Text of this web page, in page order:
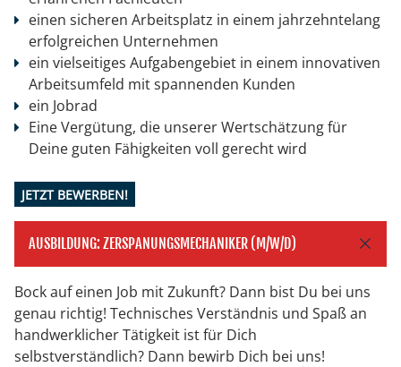
einen sicheren Arbeitsplatz in einem jahrzehntelang
erfolgreichen Unternehmen
ein vielseitiges Aufgabengebiet in einem innovativen
Arbeitsumfeld mit spannenden Kunden
ein Jobrad
Eine Vergütung, die unserer Wertschätzung für
Deine guten Fähigkeiten voll gerecht wird
JETZT BEWERBEN!
AUSBILDUNG: ZERSPANUNGSMECHANIKER‭ (‬M/W/D‭)
Bock auf einen Job mit Zukunft? Dann bist Du bei uns
genau richtig! Technisches Verständnis und Spaß an
handwerklicher Tätigkeit ist für Dich
selbstverständlich? Dann bewirb Dich bei uns!